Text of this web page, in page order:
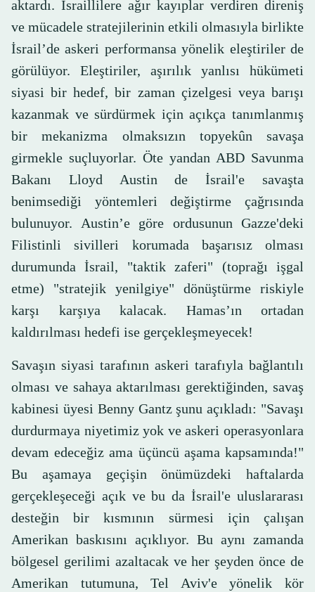
aktardı. İsraillilere ağır kayıplar verdiren direniş
ve mücadele stratejilerinin etkili olmasıyla birlikte
İsrail’de askeri performansa yönelik eleştiriler de
görülüyor. Eleştiriler, aşırılık yanlısı hükümeti
siyasi bir hedef, bir zaman çizelgesi veya barışı
kazanmak ve sürdürmek için açıkça tanımlanmış
bir mekanizma olmaksızın topyekûn savaşa
girmekle suçluyorlar. Öte yandan ABD Savunma
Bakanı Lloyd Austin de İsrail'e savaşta
benimsediği yöntemleri değiştirme çağrısında
bulunuyor. Austin’e göre ordusunun Gazze'deki
Filistinli sivilleri korumada başarısız olması
durumunda İsrail, "taktik zaferi" (toprağı işgal
etme) "stratejik yenilgiye" dönüştürme riskiyle
karşı karşıya kalacak. Hamas’ın ortadan
kaldırılması hedefi ise gerçekleşmeyecek!
Savaşın siyasi tarafının askeri tarafıyla bağlantılı
olması ve sahaya aktarılması gerektiğinden, savaş
kabinesi üyesi Benny Gantz şunu açıkladı: "Savaşı
durdurmaya niyetimiz yok ve askeri operasyonlara
devam edeceğiz ama üçüncü aşama kapsamında!"
Bu aşamaya geçişin önümüzdeki haftalarda
gerçekleşeceği açık ve bu da İsrail'e uluslararası
desteğin bir kısmının sürmesi için çalışan
Amerikan baskısını açıklıyor. Bu aynı zamanda
bölgesel gerilimi azaltacak ve her şeyden önce de
Amerikan tutumuna, Tel Aviv'e yönelik kör